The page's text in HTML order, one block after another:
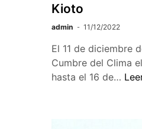
Kioto
admin 11/12/2022
El 11 de diciembre
Cumbre del Clima
hasta el 16 de… Se